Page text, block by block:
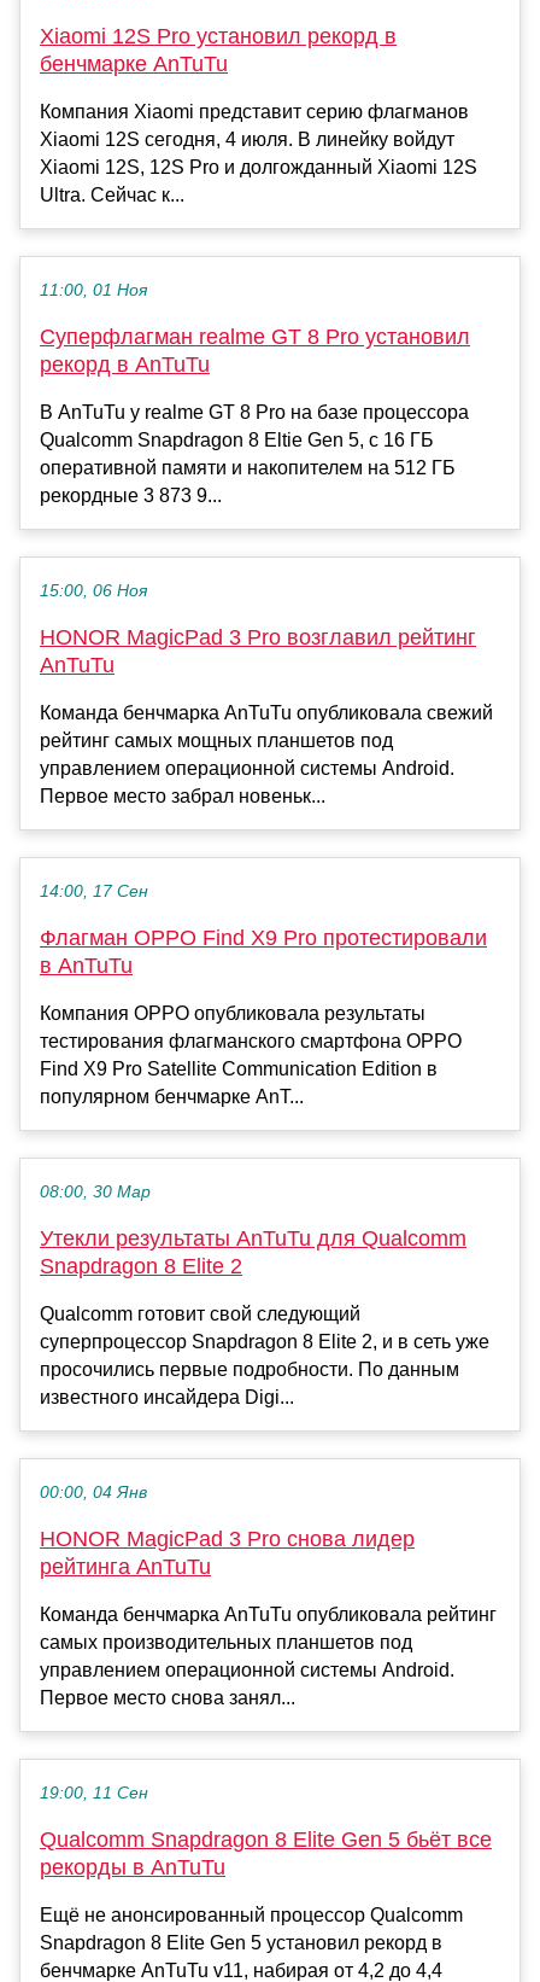
Xiaomi 12S Pro установил рекорд в
бенчмарке AnTuTu
Компания Xiaomi представит серию флагманов
Xiaomi 12S сегодня, 4 июля. В линейку войдут
Xiaomi 12S, 12S Pro и долгожданный Xiaomi 12S
Ultra. Сейчас к...
11:00, 01 Ноя
Суперфлагман realme GT 8 Pro установил
рекорд в AnTuTu
В AnTuTu у realme GT 8 Pro на базе процессора
Qualcomm Snapdragon 8 Eltie Gen 5, с 16 ГБ
оперативной памяти и накопителем на 512 ГБ
рекордные 3 873 9...
15:00, 06 Ноя
HONOR MagicPad 3 Pro возглавил рейтинг
AnTuTu
Команда бенчмарка AnTuTu опубликовала свежий
рейтинг самых мощных планшетов под
управлением операционной системы Android.
Первое место забрал новеньк...
14:00, 17 Сен
Флагман OPPO Find X9 Pro протестировали
в AnTuTu
Компания OPPO опубликовала результаты
тестирования флагманского смартфона OPPO
Find X9 Pro Satellite Communication Edition в
популярном бенчмарке AnT...
08:00, 30 Мар
Утекли результаты AnTuTu для Qualcomm
Snapdragon 8 Elite 2
Qualcomm готовит свой следующий
суперпроцессор Snapdragon 8 Elite 2, и в сеть уже
просочились первые подробности. По данным
известного инсайдера Digi...
00:00, 04 Янв
HONOR MagicPad 3 Pro снова лидер
рейтинга AnTuTu
Команда бенчмарка AnTuTu опубликовала рейтинг
самых производительных планшетов под
управлением операционной системы Android.
Первое место снова занял...
19:00, 11 Сен
Qualcomm Snapdragon 8 Elite Gen 5 бьёт все
рекорды в AnTuTu
Ещё не анонсированный процессор Qualcomm
Snapdragon 8 Elite Gen 5 установил рекорд в
бенчмарке AnTuTu v11, набирая от 4,2 до 4,4